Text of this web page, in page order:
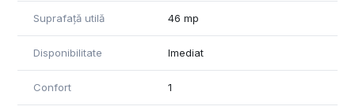
Suprafață utilă 46 mp
Disponibilitate Imediat
Confort 1